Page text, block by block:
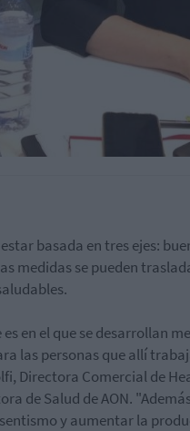
basada en tres ejes:
medidas se pueden
en el que se desarrollan
las personas que allí
Directora Comercial de
de Salud de AON.
y aumentar la